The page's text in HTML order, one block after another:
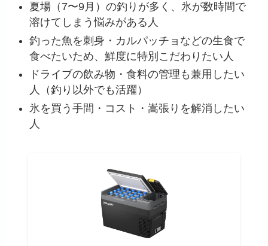
夏場（7〜9月）の釣りが多く、氷が数時間で
溶けてしまう悩みがある人
釣った魚を刺身・カルパッチョなどの生食で
食べたいため、鮮度に特別こだわりたい人
ドライブの飲み物・食料の管理も兼用したい
人（釣り以外でも活躍）
氷を買う手間・コスト・嵩張りを解消したい
人